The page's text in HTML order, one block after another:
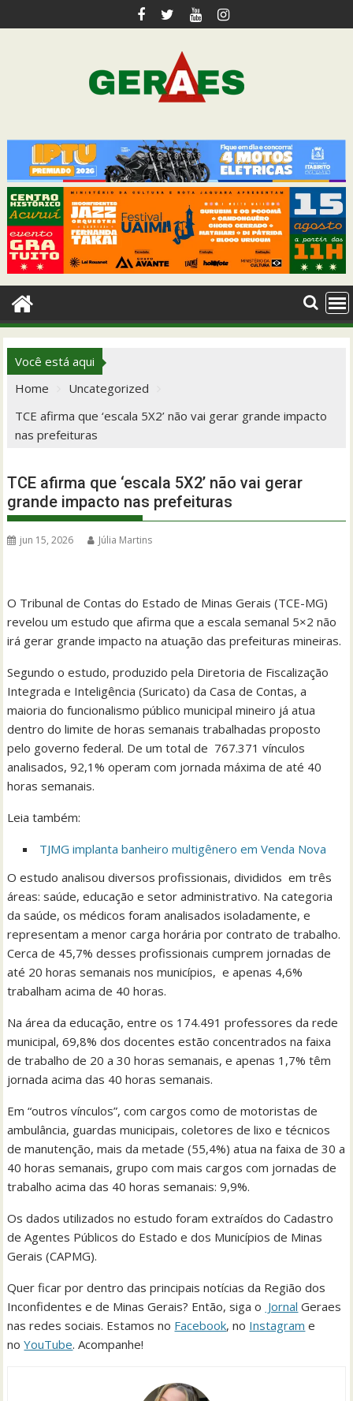
to
Você está aqui
Home
Uncategorized
TCE afirma que ‘escala 5X2’ não vai gerar grande impacto
nas prefeituras
TCE afirma que ‘escala 5X2’ não vai gerar
grande impacto nas prefeituras
jun 15, 2026 Júlia Martins
O Tribunal de Contas do Estado de Minas Gerais (TCE-MG)
revelou um estudo que afirma que a escala semanal 5×2 não
irá gerar grande impacto na atuação das prefeituras mineiras.
Segundo o estudo, produzido pela Diretoria de Fiscalização
Integrada e Inteligência (Suricato) da Casa de Contas, a
maioria do funcionalismo público municipal mineiro já atua
dentro do limite de horas semanais trabalhadas proposto
pelo governo federal. De um total de 767.371 vínculos
analisados, 92,1% operam com jornada máxima de até 40
horas semanais.
Leia também:
TJMG implanta banheiro multigênero em Venda Nova
O estudo analisou diversos profissionais, divididos em três
áreas: saúde, educação e setor administrativo. Na categoria
da saúde, os médicos foram analisados isoladamente, e
representam a menor carga horária por contrato de trabalho.
Cerca de 45,7% desses profissionais cumprem jornadas de
até 20 horas semanais nos municípios, e apenas 4,6%
trabalham acima de 40 horas.
Na área da educação, entre os 174.491 professores da rede
municipal, 69,8% dos docentes estão concentrados na faixa
de trabalho de 20 a 30 horas semanais, e apenas 1,7% têm
jornada acima das 40 horas semanais.
Em “outros vínculos”, com cargos como de motoristas de
ambulância, guardas municipais, coletores de lixo e técnicos
de manutenção, mais da metade (55,4%) atua na faixa de 30 a
40 horas semanais, grupo com mais cargos com jornadas de
trabalho acima das 40 horas semanais: 9,9%.
Os dados utilizados no estudo foram extraídos do Cadastro
de Agentes Públicos do Estado e dos Municípios de Minas
Gerais (CAPMG).
Quer ficar por dentro das principais notícias da Região dos
Inconfidentes e de Minas Gerais? Então, siga o Jornal Geraes
nas redes sociais. Estamos no Facebook, no Instagram e
noYouTube. Acompanhe!